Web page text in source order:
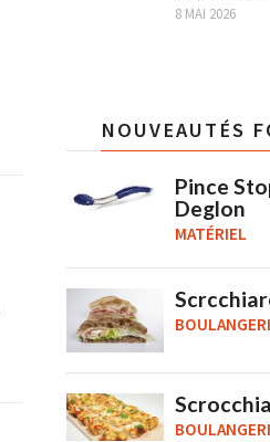
8 MAI 2026
NOUVEAUTÉS
Pince
Deglon
MATÉRIEL